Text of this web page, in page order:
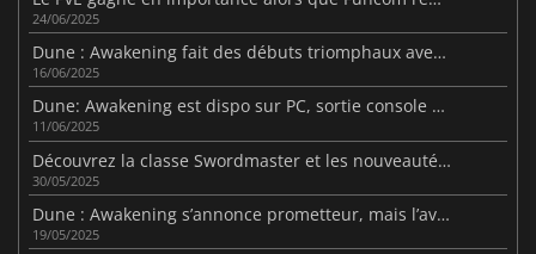
24/06/2025
Dune : Awakening fait des débuts triomphaux avec un nombre impressionnant de joueurs
16/06/2025
Dune: Awakening est dispo sur PC, sortie console attendue en 2026
11/06/2025
Découvrez la classe Swordmaster et les nouveautés de Dune : Awakening
30/05/2025
Dune : Awakening s’annonce prometteur, mais l’avenir reste semé d’embûches
19/05/2025